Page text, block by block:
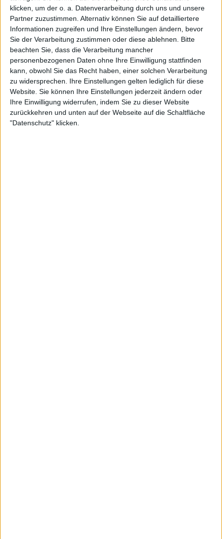
klicken, um der o. a. Datenverarbeitung durch uns und unsere
Partner zuzustimmen. Alternativ können Sie auf detailliertere
Informationen zugreifen und Ihre Einstellungen ändern, bevor
Sie der Verarbeitung zustimmen oder diese ablehnen.
Bitte
beachten Sie, dass die Verarbeitung mancher
personenbezogenen Daten ohne Ihre Einwilligung stattfinden
kann, obwohl Sie das Recht haben, einer solchen Verarbeitung
zu widersprechen. Ihre Einstellungen gelten lediglich für diese
Website. Sie können Ihre Einstellungen jederzeit ändern oder
Ihre Einwilligung widerrufen, indem Sie zu dieser Website
zurückkehren und unten auf der Webseite auf die Schaltfläche
"Datenschutz" klicken.
Weiterlesen